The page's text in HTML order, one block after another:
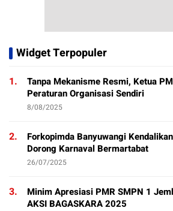
Widget Terpopuler
1.
Tanpa Mekanisme Resmi, Ketua
Peraturan Organisasi Sendiri
8/08/2025
2.
Forkopimda Banyuwangi
Dorong Karnaval Bermartabat
26/07/2025
3.
Minim Apresiasi PMR SMPN 1
AKSI BAGASKARA 2025